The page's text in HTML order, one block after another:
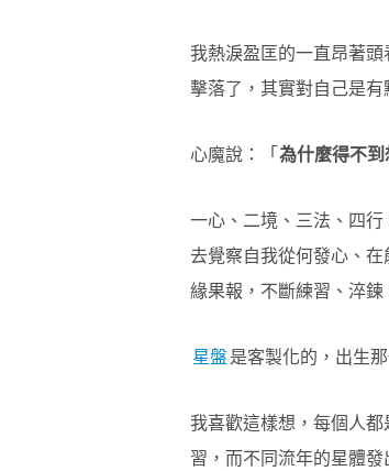
我熱淚盈匡的一直昂著
擊落了，其實對自己是
心魔說：「為什麼得不
一心、二境、三法、四行
去覺察自我從何發心、
緣果報，不斷練習、淬
星盤是客製化的，出生
我喜歡這樣想，每個人
習，而不同流年的星體